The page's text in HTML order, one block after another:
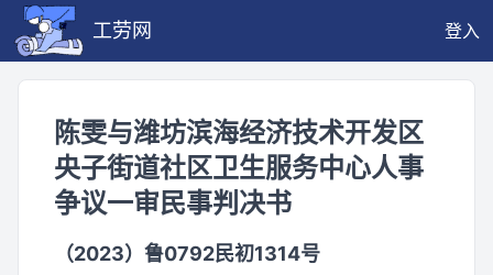
工劳网 登入
陈雯与潍坊滨海经济技术开发区
央子街道社区卫生服务中心人事
争议一审民事判决书
（2023）鲁0792民初1314号